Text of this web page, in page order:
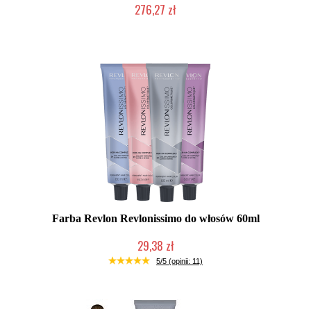
276,27 zł
Farba Revlon Revlonissimo do włosów 60ml
29,38 zł
Duża ilość (wysyłka w 24h)
5/5 (opinii: 11)